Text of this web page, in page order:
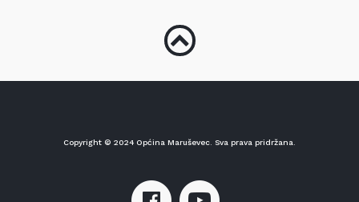
Copyright © 2024 Općina Maruševec. Sva prava pridržana.